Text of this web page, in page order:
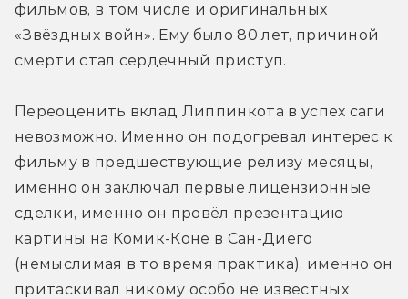
фильмов, в том числе и оригинальных
«Звёздных войн». Ему было 80 лет, причиной
смерти стал сердечный приступ.
Переоценить вклад Липпинкота в успех саги
невозможно. Именно он подогревал интерес к
фильму в предшествующие релизу месяцы,
именно он заключал первые лицензионные
сделки, именно он провёл презентацию
картины на Комик-Коне в Сан-Диего
(немыслимая в то время практика), именно он
притаскивал никому особо не известных